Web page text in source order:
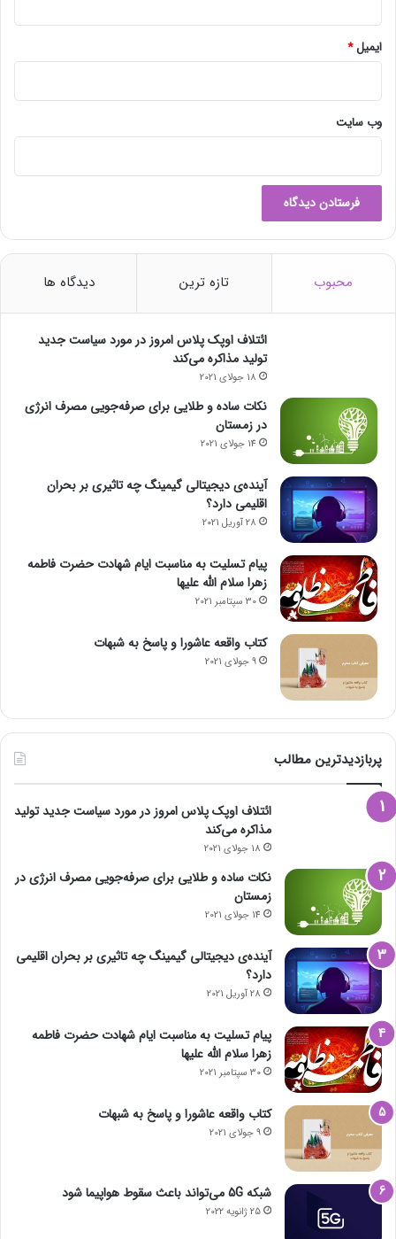
ایمیل*
وب‌ سایت
محبوب تازه ترین دیدگاه ها
ائتلاف اوپک پلاس امروز در مورد سیاست جدید
تولید مذاکره می‌کند
18 جولای 2021
نکات ساده و طلایی برای صرفه‌جویی مصرف انرژی
در زمستان
14 جولای 2021
آینده‌ی دیجیتالی گیمینگ چه تاثیری بر بحران
اقلیمی دارد؟
28 آوریل 2021
پیام تسلیت به مناسبت ایام شهادت حضرت فاطمه
زهرا سلام الله علیها
30 سپتامبر 2021
کتاب واقعه عاشورا و پاسخ به شبهات
9 جولای 2021
پربازدیدترین مطالب
ائتلاف اوپک پلاس امروز در مورد سیاست جدید تولید
مذاکره می‌کند
18 جولای 2021
نکات ساده و طلایی برای صرفه‌جویی مصرف انرژی در
زمستان
14 جولای 2021
آینده‌ی دیجیتالی گیمینگ چه تاثیری بر بحران اقلیمی
دارد؟
28 آوریل 2021
پیام تسلیت به مناسبت ایام شهادت حضرت فاطمه
زهرا سلام الله علیها
30 سپتامبر 2021
کتاب واقعه عاشورا و پاسخ به شبهات
9 جولای 2021
شبکه 5G می‌تواند باعث سقوط هواپیما شود
25 ژانویه 2022